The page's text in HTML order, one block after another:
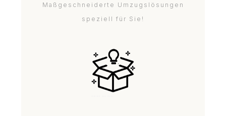
Maßgeschneiderte Umzugslösungen
speziell für Sie!